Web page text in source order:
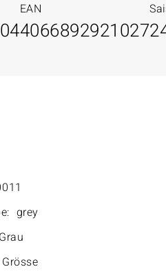
EAN
4066892921027
grey
Grau
Grösse